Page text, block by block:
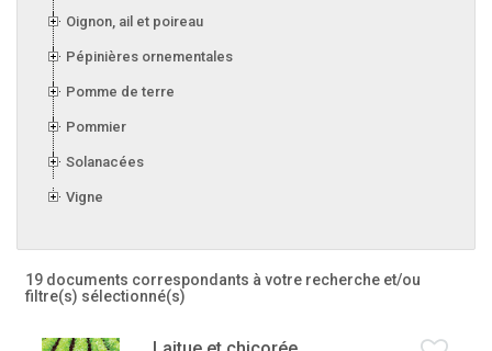
Oignon, ail et poireau
Pépinières ornementales
Pomme de terre
Pommier
Solanacées
Vigne
19 documents correspondants à votre recherche et/ou
filtre(s) sélectionné(s)